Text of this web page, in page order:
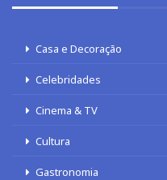
Casa e Decoração
Celebridades
Cinema & TV
Cultura
Gastronomia